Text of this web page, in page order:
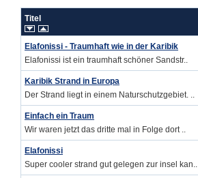
Titel
Elafonissi - Traumhaft wie in der Karibik
Elafonissi ist ein traumhaft schöner Sandstr..
Karibik Strand in Europa
Der Strand liegt in einem Naturschutzgebiet. ..
Einfach ein Traum
Wir waren jetzt das dritte mal in Folge dort ..
Elafonissi
Super cooler strand gut gelegen zur insel kan..